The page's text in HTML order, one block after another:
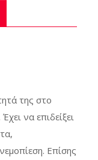
της στο
να επιδείξει
Επίσης